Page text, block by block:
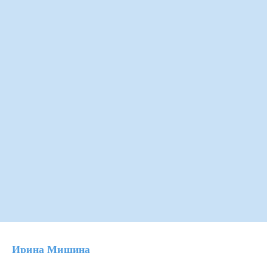
Ирина Мишина